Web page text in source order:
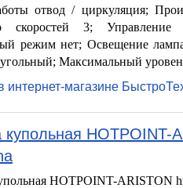
отвод / циркуляция;
скоростей 3; Управление
режим нет; Освещение
Максимальный
интернет-магазине
купольная HOTPOINT-
HOTPOINT-ARISTON